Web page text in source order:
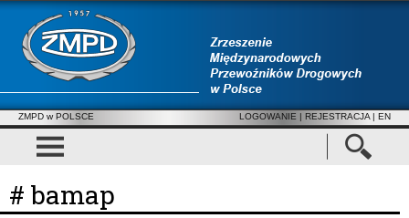
ZMPD w POLSCE LOGOWANIE | REJESTRACJA | EN
# bamap